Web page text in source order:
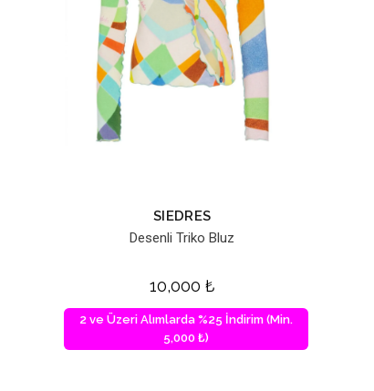
SIEDRES
Desenli Triko Bluz
10,000 ₺
2 ve Üzeri Alımlarda %25 İndirim (Min.
5,000 ₺)